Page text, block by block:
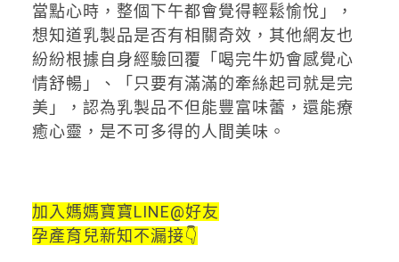
當點心時，整個下午都會覺得輕鬆愉悅」，
想知道乳製品是否有相關奇效，其他網友也
紛紛根據自身經驗回覆「喝完牛奶會感覺心
情舒暢」、「只要有滿滿的牽絲起司就是完
美」，認為乳製品不但能豐富味蕾，還能療
癒心靈，是不可多得的人間美味。
加入媽媽寶寶LINE@好友
孕產育兒新知不漏接👇